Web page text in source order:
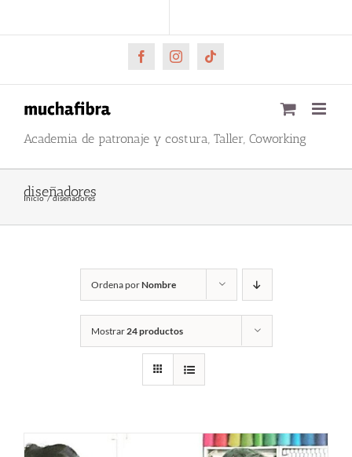
al
FacebookInstagramTiktok
Academia de patronaje y costura, Taller, Coworking
diseñadores
Inicio diseñadores
Ordena porNombre
Mostrar24 productos